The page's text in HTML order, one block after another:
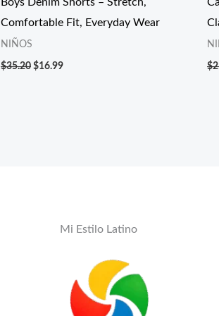
Comfortable Fit, Everyday Wear
NIÑOS
$35.20 $16.99 $
Mi Estilo Latino